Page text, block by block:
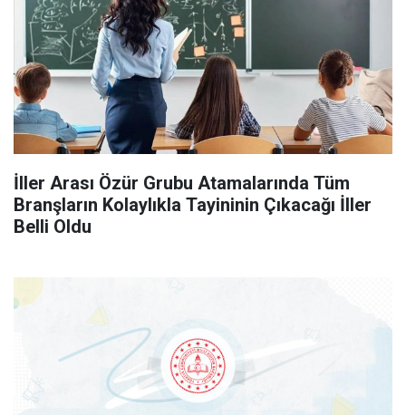
İller Arası Özür Grubu Atamalarında Tüm
Branşların Kolaylıkla Tayininin Çıkacağı İller
Belli Oldu